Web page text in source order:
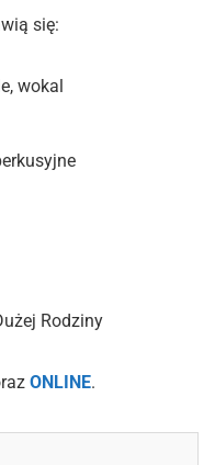
się:
wokal
Rodziny
ONLINE.